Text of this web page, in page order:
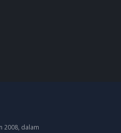
2008, dalam